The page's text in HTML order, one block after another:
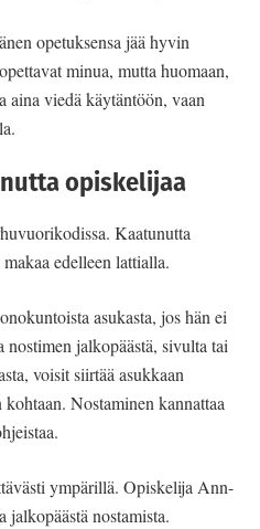
opetuksensa jää hyvin
minua, mutta huomaan,
aina viedä käytäntöön, vaan
opiskelijaa
Kaatunutta
edelleen lattialla.
asukasta, jos hän ei
jalkopäästä, sivulta tai
voisit siirtää asukkaan
Nostaminen kannattaa
ympärillä. Opiskelija Ann-
nostamista.